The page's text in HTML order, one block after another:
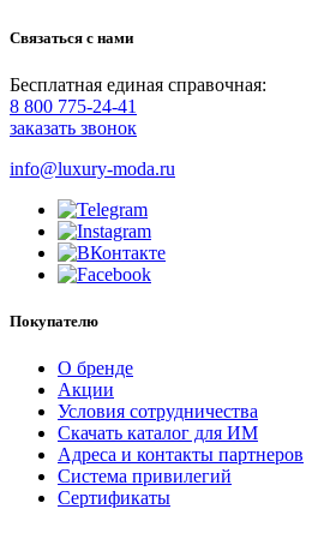
Связаться с нами
Бесплатная единая справочная:
8 800 775-24-41
заказать звонок
info@luxury-moda.ru
Покупателю
О бренде
Акции
Условия сотрудничества
Скачать каталог для ИМ
Адреса и контакты партнеров
Система привилегий
Сертификаты